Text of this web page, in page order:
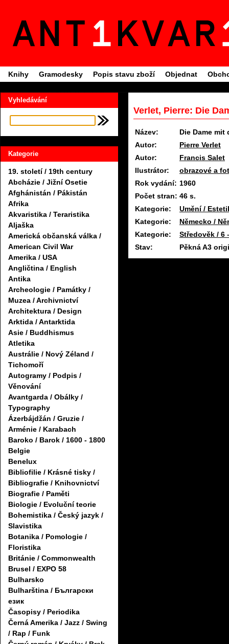
Knihy Gramodesky Popis stavu zboží Objednat
Vyhledávání
Kategorie
19. století / 19th century
Abcházie / Jižní Osetie
Afghánistán / Pákistán
Afrika
Akvaristika / Teraristika
Aljaška
Americká občanská válka /
American Civil War
Amerika / USA
Angličtina / English
Antika
Archeologie / Památky /
Muzea / Archivnictví
Architektura / Design
Arktida / Antarktida
Asie / Buddhismus
Atletika
Austrálie / Nový Zéland /
Tichomoří
Autogramy / Podpis /
Věnování
Avantgarda / Obálky /
Typography
Ázerbájdžán / Gruzie /
Arménie / Karabach
Baroko / Barok / 1600 - 1800
Belgie
Benelux
Bibliofilie / Krásné tisky /
Bibliografie / Knihovnictví
Biografie / Paměti
Biologie / Evoluční teorie
Bohemistika / Český jazyk /
Slavistika
Botanika / Pomologie /
Floristika
Británie / Commonwealth
Brusel / EXPO 58
Bulharsko
Bulharština / Български
език
Časopisy / Periodika
Černá Amerika / Jazz / Swing
/ Rap / Funk
Verlet, Pierre: Die
Název:
Die Dame mit
Autor:
Pierre Verlet
Autor:
Francis Salet
Ilustrátor:
obrazové a
Rok vydání: 1960
Počet stran: 46 s.
Kategorie:
Umění /
Kategorie:
Německo /
Kategorie:
Středověk / 6
Stav:
Pěkná A3